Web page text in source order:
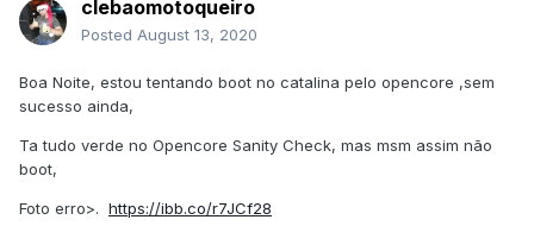
clebaomotoqueiro
Posted August 13, 2020
Boa Noite, estou tentando boot no catalina pelo opencore ,sem
sucesso ainda,
Ta tudo verde no Opencore Sanity Check, mas msm assim não
boot,
Foto erro>. https://ibb.co/r7JCf28